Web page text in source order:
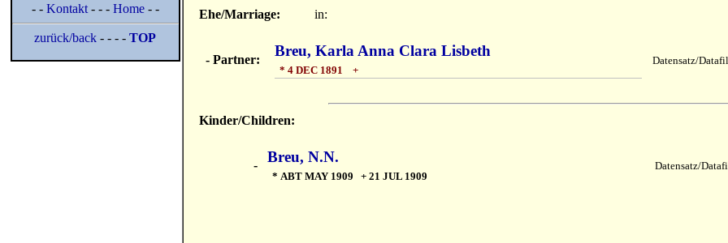
Ehe/Marriage: in:
- Partner:
Breu, Karla Anna Clara Lisbeth
* 4 DEC 1891 +
Datensatz/
Kinder/Children:
- Breu, N.N.
* ABT MAY 1909 + 21 JUL 1909
Datensatz/
- - Kontakt- - - Home- -
zurück/back - - - -TOP